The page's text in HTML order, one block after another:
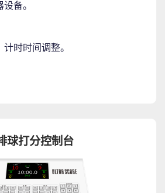
备。
时时间调整。
球打分控制台